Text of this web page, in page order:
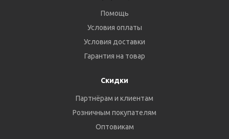
Помощь
Условия оплаты
Условия доставки
Гарантия на товар
Скидки
Партнёрам и клиентам
Розничным покупателям
Оптовикам